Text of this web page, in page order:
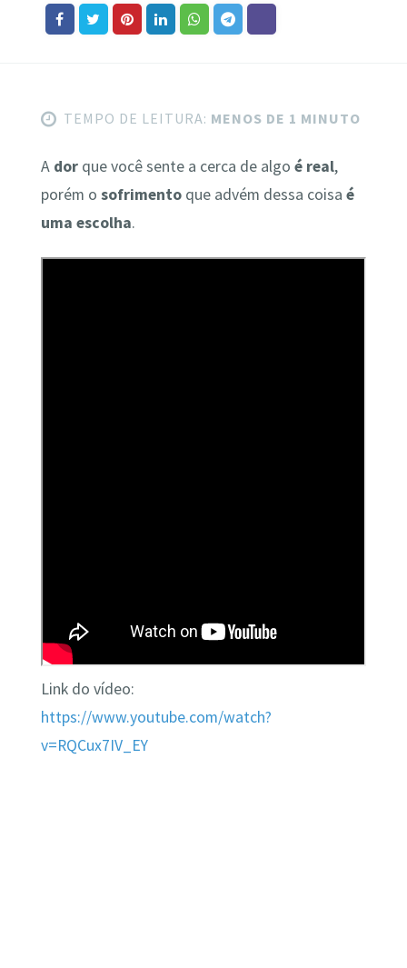
TEMPO DE LEITURA: MENOS DE 1 MINUTO
A dorque você sente a cerca de algo é real,
porém o sofrimentoque advém dessa coisa é
uma escolha.
Link do vídeo:
https://www.youtube.com/watch?
v=RQCux7IV_EY